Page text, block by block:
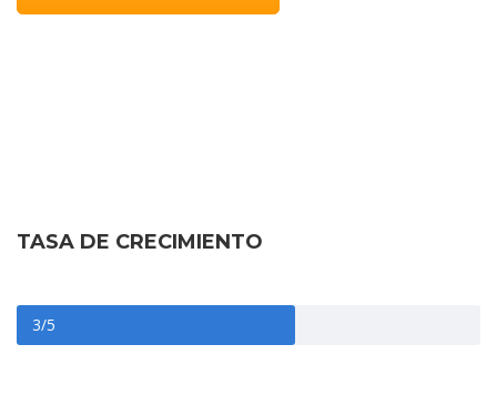
TASA DE CRECIMIENTO
3/5